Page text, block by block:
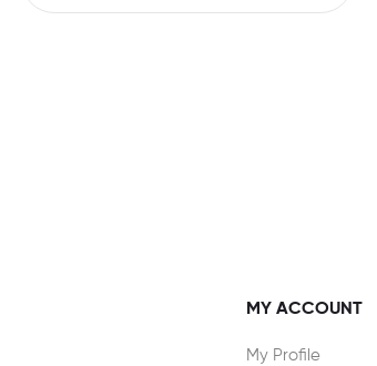
MY ACCOUNT
My Profile